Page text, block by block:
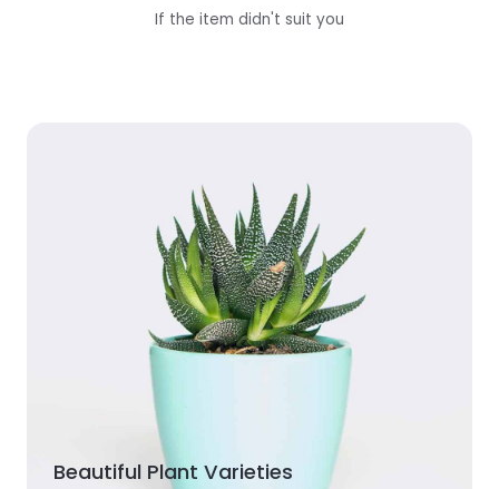
If the item didn't suit you
Beautiful Plant Varieties